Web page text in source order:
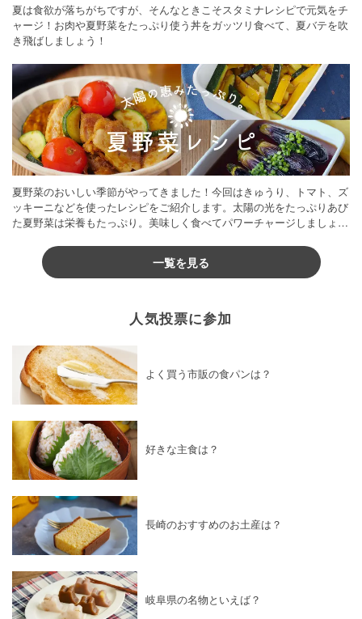
夏は食欲が落ちがちですが、そんなときこそスタミナレシピで元気をチ
ャージ！お肉や夏野菜をたっぷり使う丼をガッツリ食べて、夏バテを吹
き飛ばしましょう！
夏野菜のおいしい季節がやってきました！今回はきゅうり、トマト、ズ
ッキーニなどを使ったレシピをご紹介します。太陽の光をたっぷりあび
た夏野菜は栄養もたっぷり。美味しく食べてパワーチャージしましょう
一覧を見る
人気投票に参加
よく買う市販の食パンは？
好きな主食は？
長崎のおすすめのお土産は？
岐阜県の名物といえば？